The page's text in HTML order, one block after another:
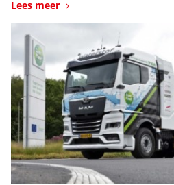
Lees meer